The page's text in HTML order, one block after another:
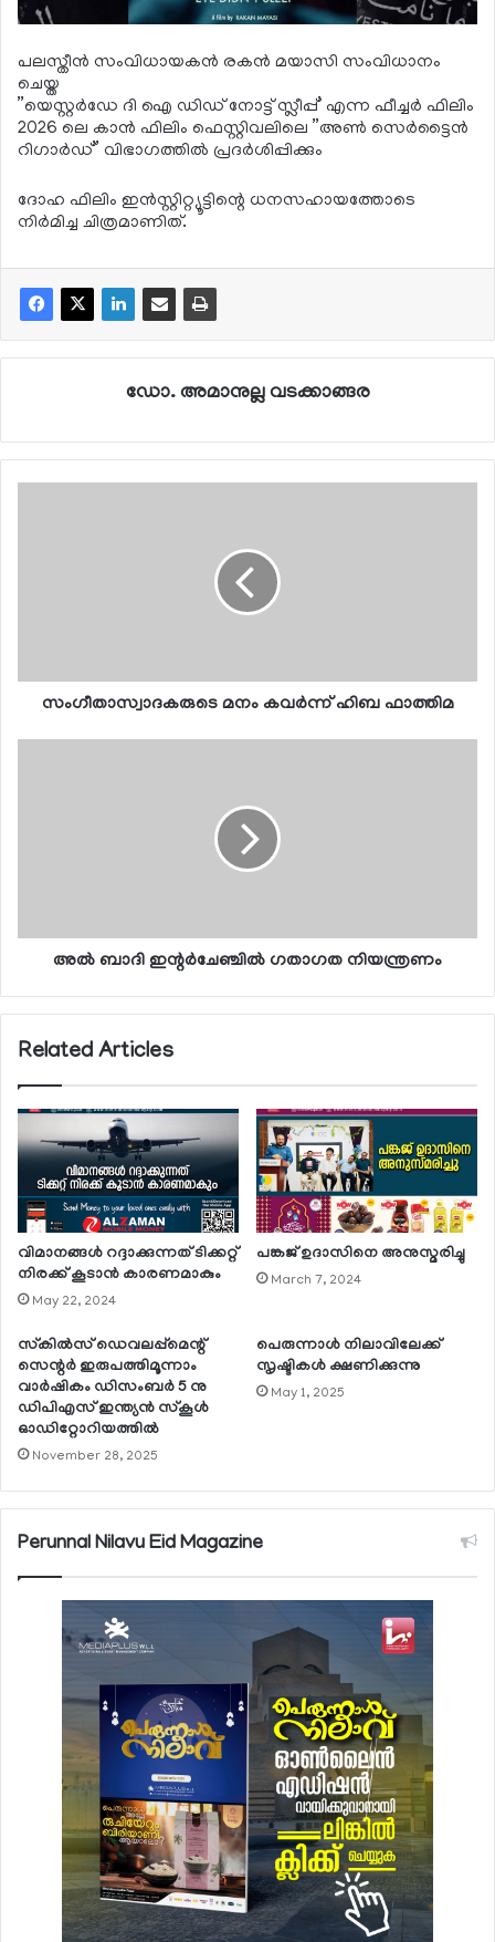
പലസ്തീന്‍ സംവിധായകന്‍ രകന്‍ മയാസി സംവിധാനം
ചെയ്ത
”യെസ്റ്റര്‍ഡേ ദി ഐ ഡിഡ് നോട്ട് സ്ലീപ്പ്’ എന്ന ഫീച്ചര്‍ ഫിലിം
2026 ലെ കാന്‍ ഫിലിം ഫെസ്റ്റിവലിലെ ”അണ്‍ സെര്‍ട്ടൈന്‍
റിഗാര്‍ഡ്” വിഭാഗത്തില്‍ പ്രദര്‍ശിപ്പിക്കും
ദോഹ ഫിലിം ഇന്‍സ്റ്റിറ്റ്യൂട്ടിന്റെ ധനസഹായത്തോടെ
നിര്‍മിച്ച ചിത്രമാണിത്.
ഡോ. അമാനുല്ല വടക്കാങ്ങര
സംഗീതാസ്വാദകരുടെ മനം കവര്‍ന്ന് ഹിബ ഫാത്തിമ
അല്‍ ബാദി ഇന്റര്‍ചേഞ്ചില്‍ ഗതാഗത നിയന്ത്രണം
Related Articles
വിമാനങ്ങള്‍ റദ്ദാക്കുന്നത് ടിക്കറ്റ്
നിരക്ക് കൂടാന്‍ കാരണമാകും
May 22, 2024
പങ്കജ് ഉദാസിനെ അനുസ്മരിച്ചു
March 7, 2024
സ്‌കില്‍സ് ഡെവലപ്പ്‌മെന്റ്
സെന്റര്‍ ഇരുപത്തിമൂന്നാം
വാര്‍ഷികം ഡിസംബര്‍ 5 നു
ഡിപിഎസ് ഇന്ത്യന്‍ സ്‌കൂള്‍
ഓഡിറ്റോറിയത്തില്‍
November 28, 2025
പെരുന്നാള്‍ നിലാവിലേക്ക്
സൃഷ്ടികള്‍ ക്ഷണിക്കുന്നു
May 1, 2025
Perunnal Nilavu Eid Magazine